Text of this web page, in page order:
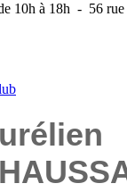
10h à 18h - 56 rue